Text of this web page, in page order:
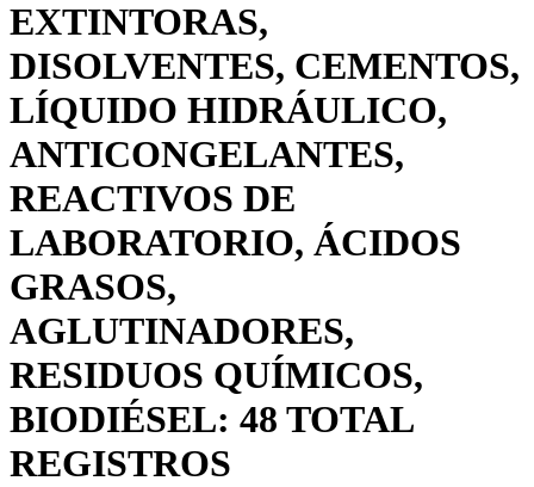
EXTINTORAS,
DISOLVENTES, CEMENTOS,
LÍQUIDO HIDRÁULICO,
ANTICONGELANTES,
REACTIVOS DE
LABORATORIO, ÁCIDOS
GRASOS,
AGLUTINADORES,
RESIDUOS QUÍMICOS,
BIODIÉSEL: 48 TOTAL
REGISTROS